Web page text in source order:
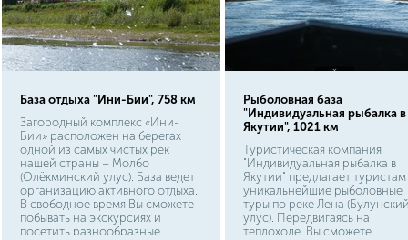
База отдыха "Ини-Бии", 758 км
Загородный комплекс «Ини-
Бии» расположен на берегах
одной из самых чистых рек
нашей страны – Молбо
(Олёкминский улус). База ведет
организацию активного отдыха.
В свободное время Вы сможете
побывать на экскурсиях и
посетить разнообразные
Рыболовная база
"Индивидуальная рыбалка в
Якутии", 1021 км
Туристическая компания
"Индивидуальная рыбалка в
Якутии" предлагает туристам
уникальнейшие рыболовные
туры по реке Лена
улус). Передвигаясь на
теплоходе, Вы сможете